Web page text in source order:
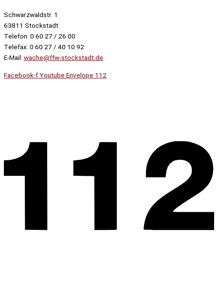
Schwarzwaldstr. 1
63811 Stockstadt
Telefon: 0 60 27 / 26 00
Telefax: 0 60 27 / 40 10 92
E-Mail: wache@ffw-stockstadt.de
Facebook-fYoutube Envelope 112